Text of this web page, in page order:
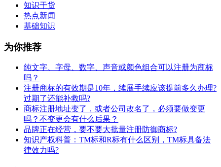
知识干货
热点新闻
基础知识
为你推荐
纯文字、字母、数字、声音或颜色组合可以注册为商标
吗？
注册商标的有效期是10年，续展手续应该提前多久办理?
过期了还能补救吗?
商标注册地址变了，或者公司改名了，必须要做变更
吗？不变更会有什么后果？
​品牌正在经营，要不要大批量注册防御商标?
知识产权科普：TM标和R标有什么区别，TM标具备法
律效力吗?